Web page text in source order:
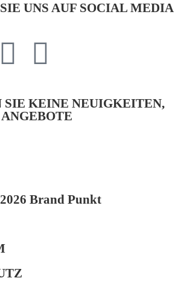
UNS AUF SOCIAL MEDIA
SIE KEINE NEUIGKEITEN,
Brand Punkt